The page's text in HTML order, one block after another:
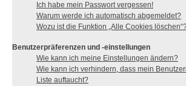
Ich habe mein Passwort vergessen!
Warum werde ich automatisch abgemeldet?
Wozu ist die Funktion „Alle Cookies
Benutzerpräferenzen und -einstellungen
Wie kann ich meine Einstellungen ändern?
Wie kann ich verhindern, dass mein
Liste auftaucht?